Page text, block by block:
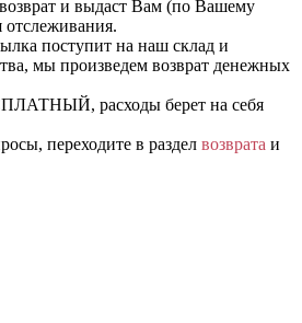
и выдаст Вам (по Вашему
отслеживания.
поступит на наш склад и
мы произведем возврат денежных
расходы берет на себя
переходите в раздел возврата и